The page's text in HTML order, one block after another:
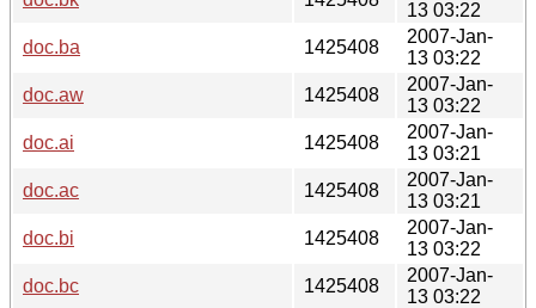
13 03:22
doc.ba
1425408
2007-Jan-
13 03:22
doc.aw
1425408
2007-Jan-
13 03:22
doc.ai
1425408
2007-Jan-
13 03:21
doc.ac
1425408
2007-Jan-
13 03:21
doc.bi
1425408
2007-Jan-
13 03:22
doc.bc
1425408
2007-Jan-
13 03:22